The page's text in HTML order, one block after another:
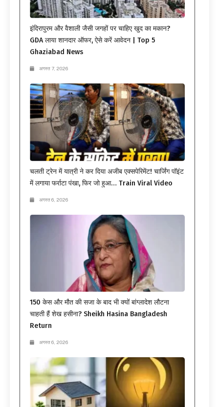
इंदिरापुरम और वैशाली जैसी जगहों पर चाहिए खुद का मकान?
GDA लाया शानदार ऑफर, ऐसे करें आवेदन | Top 5
Ghaziabad News
अगस्त 7, 2026
चलती ट्रेन में यात्री ने कर दिया अजीब एक्सपेरिमेंट! चार्जिंग पॉइंट
में लगाया फर्राटा पंखा, फिर जो हुआ… Train Viral Video
अगस्त 6, 2026
150 केस और मौत की सजा के बाद भी क्यों बांग्लादेश लौटना
चाहती हैं शेख हसीना? Sheikh Hasina Bangladesh
Return
अगस्त 6, 2026